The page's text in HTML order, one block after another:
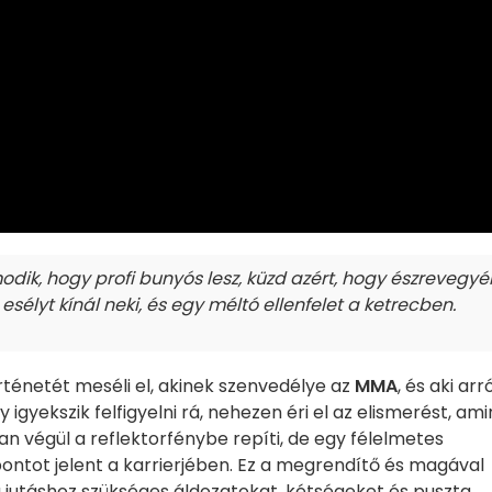
hogy profi bunyós lesz, küzd azért, hogy
kínál neki, és egy méltó ellenfelet a ketrecben.
meséli el, akinek szenvedélye az MMA, és aki
igyekszik felfigyelni rá, nehezen éri el az elismerést,
végül a reflektorfénybe repíti, de egy félelmetes
jelent a karrierjében. Ez a megrendítő és magával